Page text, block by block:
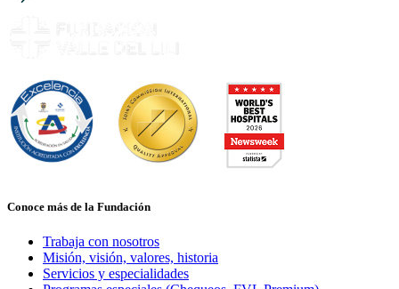
Conoce más de la Fundación
Trabaja con nosotros
Misión, visión, valores, historia
Servicios y especialidades